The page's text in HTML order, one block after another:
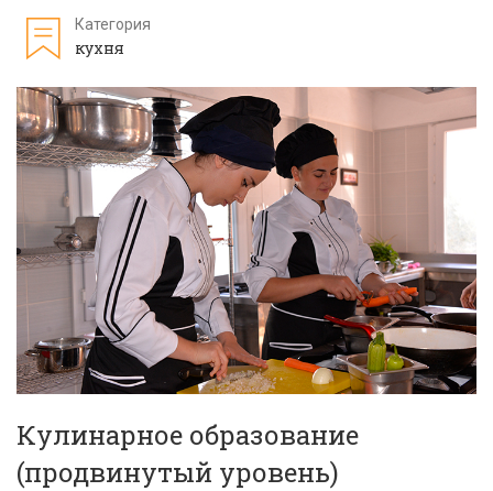
Категория
кухня
Кулинарное образование
(продвинутый уровень)